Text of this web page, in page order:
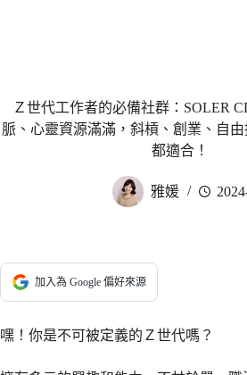
Ｚ世代工作者的必備社群：SOLER
脈、心靈資源滿滿，斜槓、創業、自
都適合！
雅媛
加入為 Google 偏好來源
嘿！你是不可被定義的Ｚ世代嗎？